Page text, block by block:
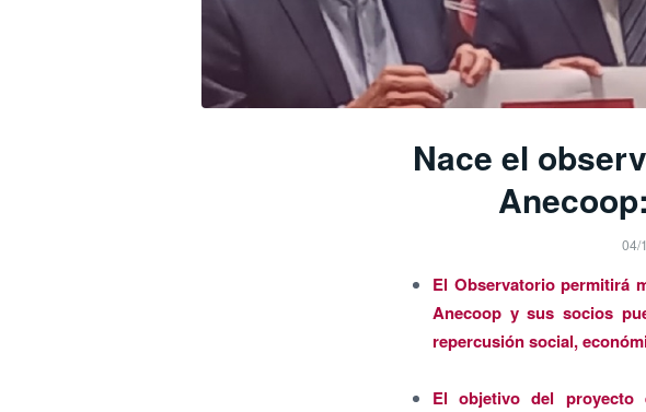
Nace el
04/
El Observatorio permitirá
Anecoop y sus socios
repercusión social,
El objetivo del proyecto